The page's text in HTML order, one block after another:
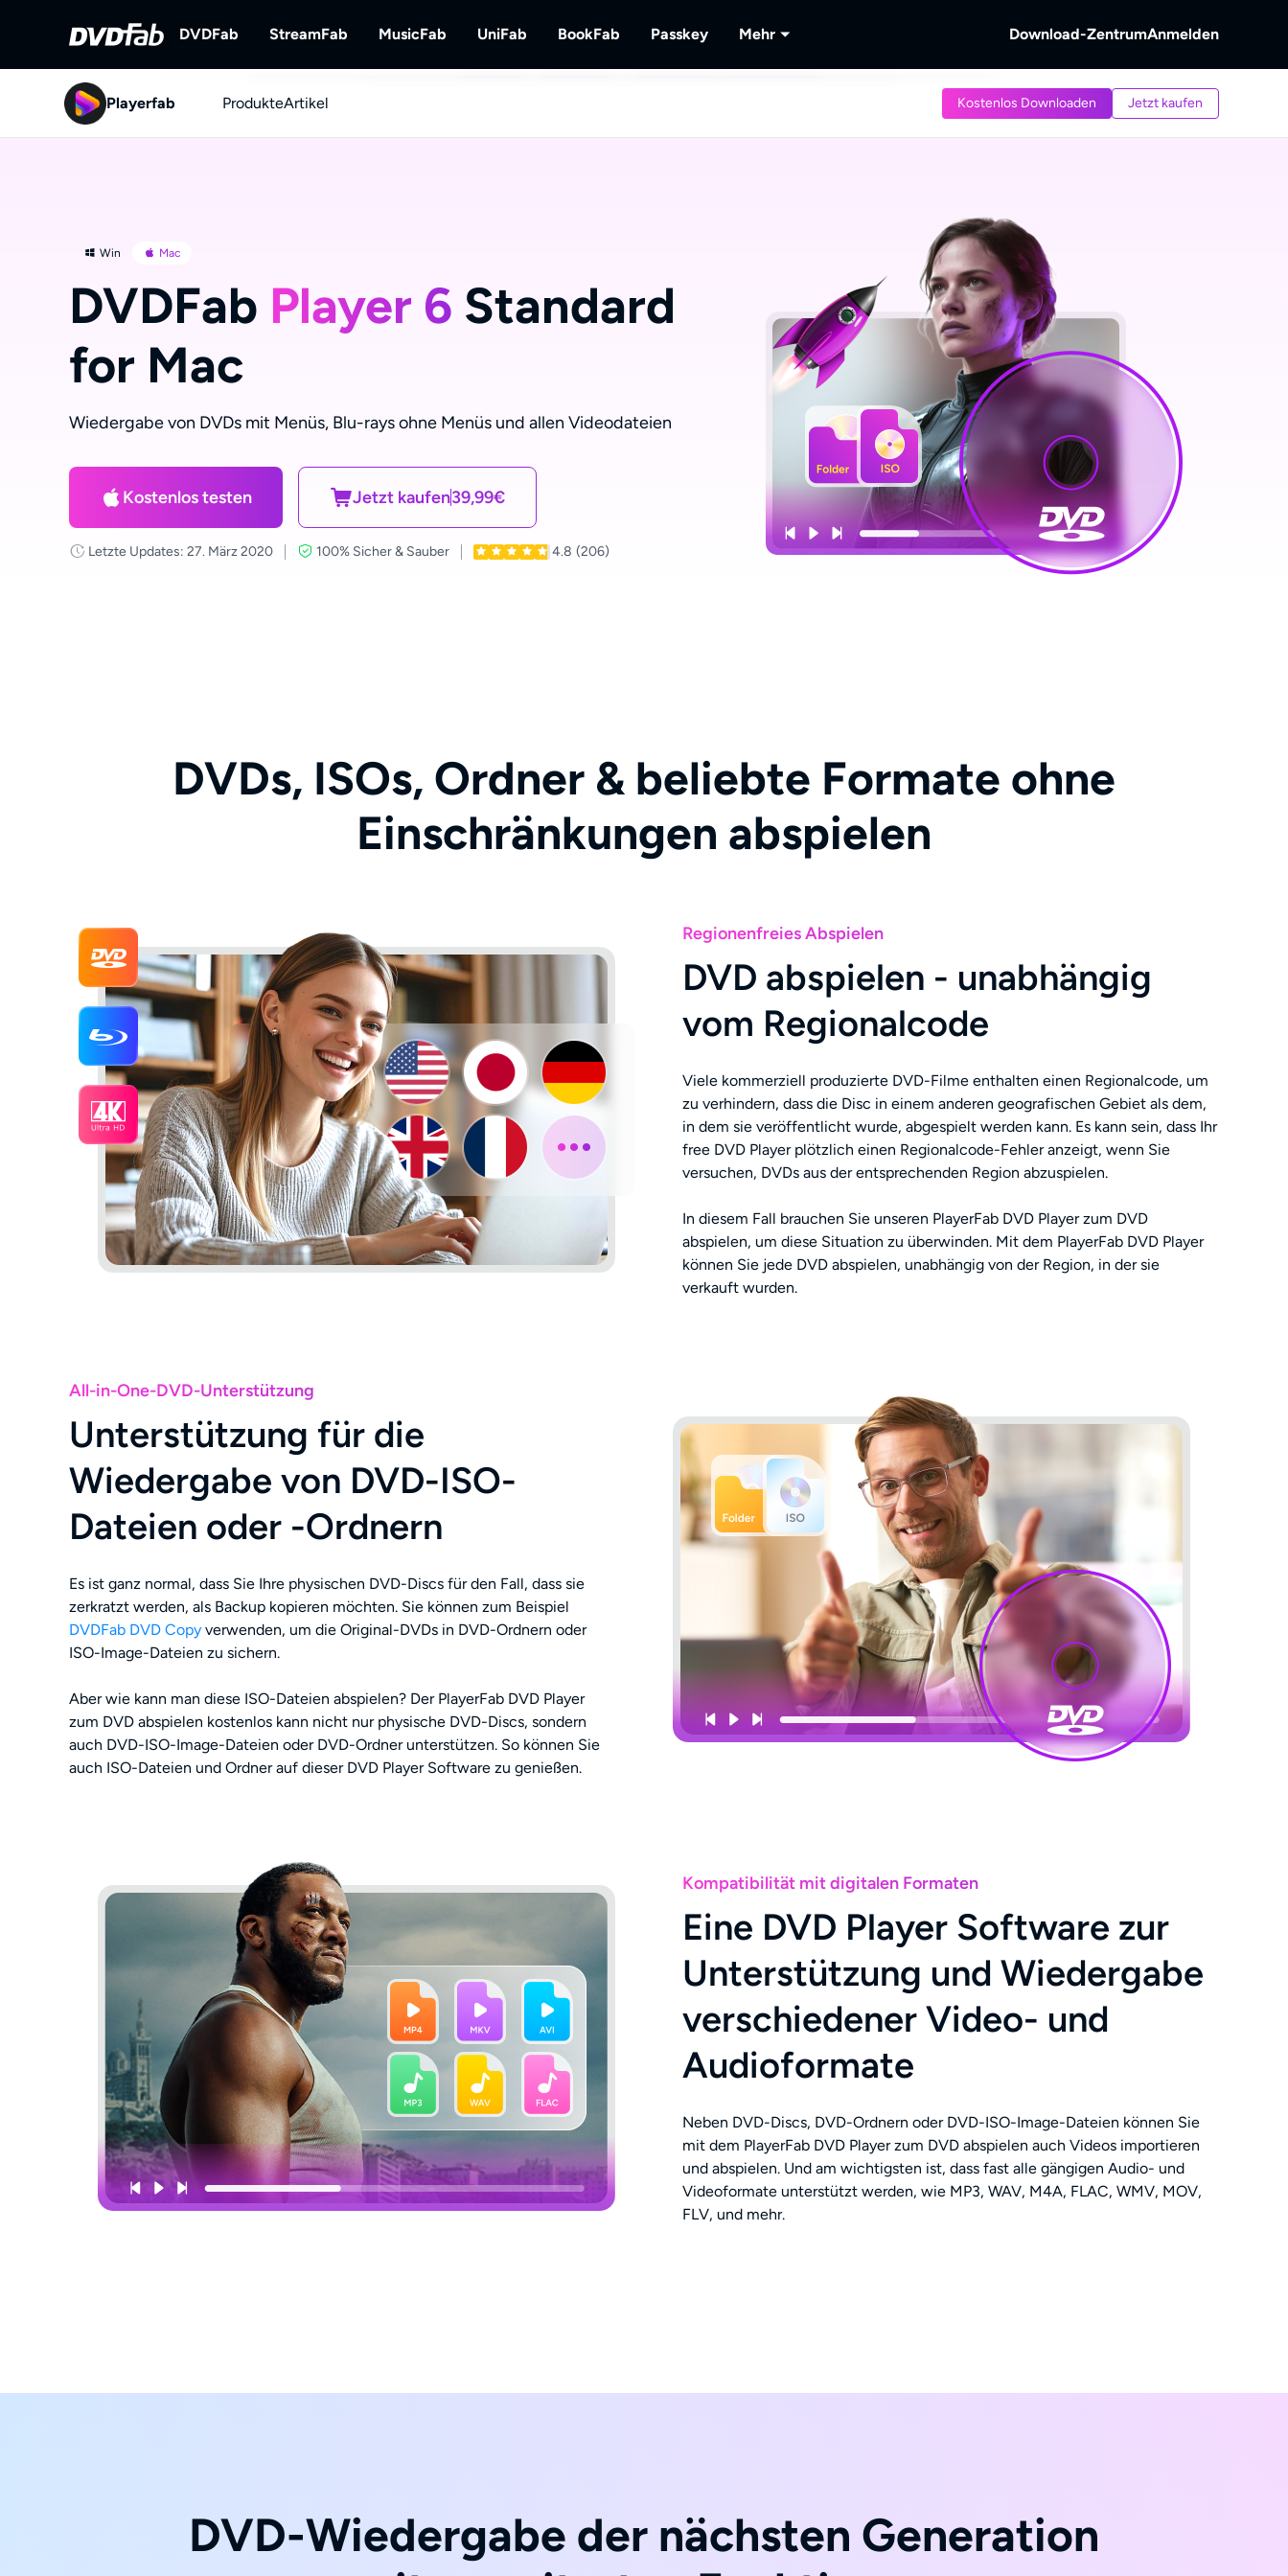
DVDFab
DVDFab
StreamFab
StreamFab
MusicFab UniFab BookFab Passkey Mehr Download-ZentrumAnmelden
Playerfab ProdukteArtikel Kostenlos Downloaden Jetzt kaufen
Win Mac
DVDFab Player 6 Standard
for Mac
Wiedergabe von DVDs mit Menüs, Blu-rays ohne Menüs und allen Videodateien
Kostenlos testen Jetzt kaufen39,99€
Letzte Updates: 27. März 2020 100% Sicher & Sauber 4.8 (206)
DVDs, ISOs, Ordner & beliebte Formate ohne
Einschränkungen abspielen
Regionenfreies Abspielen
DVD abspielen - unabhängig
vom Regionalcode
Viele kommerziell produzierte DVD-Filme enthalten einen Regionalcode, um
zu verhindern, dass die Disc in einem anderen geografischen Gebiet als dem,
in dem sie veröffentlicht wurde, abgespielt werden kann. Es kann sein, dass Ihr
free DVD Player plötzlich einen Regionalcode-Fehler anzeigt, wenn Sie
versuchen, DVDs aus der entsprechenden Region abzuspielen.
In diesem Fall brauchen Sie unseren PlayerFab DVD Player zum DVD
abspielen, um diese Situation zu überwinden. Mit dem PlayerFab DVD Player
können Sie jede DVD abspielen, unabhängig von der Region, in der sie
verkauft wurden.
All-in-One-DVD-Unterstützung
Unterstützung für die
Wiedergabe von DVD-ISO-
Dateien oder -Ordnern
Es ist ganz normal, dass Sie Ihre physischen DVD-Discs für den Fall, dass sie
zerkratzt werden, als Backup kopieren möchten. Sie können zum Beispiel
DVDFab DVD Copy verwenden, um die Original-DVDs in DVD-Ordnern oder
ISO-Image-Dateien zu sichern.
Aber wie kann man diese ISO-Dateien abspielen? Der PlayerFab DVD Player
zum DVD abspielen kostenlos kann nicht nur physische DVD-Discs, sondern
auch DVD-ISO-Image-Dateien oder DVD-Ordner unterstützen. So können Sie
auch ISO-Dateien und Ordner auf dieser DVD Player Software zu genießen.
Kompatibilität mit digitalen Formaten
Eine DVD Player Software zur
Unterstützung und Wiedergabe
verschiedener Video- und
Audioformate
Neben DVD-Discs, DVD-Ordnern oder DVD-ISO-Image-Dateien können Sie
mit dem PlayerFab DVD Player zum DVD abspielen auch Videos importieren
und abspielen. Und am wichtigsten ist, dass fast alle gängigen Audio- und
Videoformate unterstützt werden, wie MP3, WAV, M4A, FLAC, WMV, MOV,
FLV, und mehr.
DVD-Wiedergabe der nächsten Generation